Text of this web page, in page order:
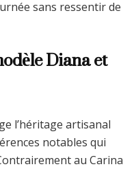
sans ressentir de
Diana et
l’héritage artisanal
notables qui
au Carina